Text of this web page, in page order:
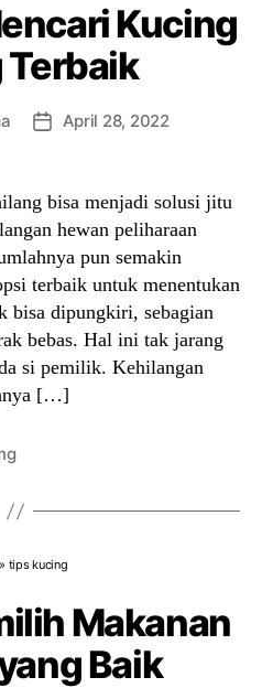
Kucing
Terbaik
PostApril 28, 2022
bisa menjadi solusi jitu
hewan peliharaan
pun semakin
terbaik untuk menentukan
bisa dipungkiri, sebagian
bebas. Hal ini tak jarang
si pemilik. Kehilangan
[…]
tips kucing
Makanan
Baik